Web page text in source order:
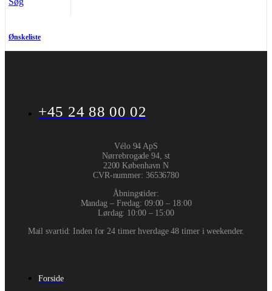
Ønskeliste
+45 24 88 00 02
Vélo 94 ApS
Nørrebrogade 94, st
2200 København N
CVR-nummer: 36536780
Åbningstider:
Mandag – Fredag: 09:00 – 18:00
Lørdag: 10:00 – 15:00
Mail svartid: Inden for 24 timer hverdage 48 timer i weekender.
Forside